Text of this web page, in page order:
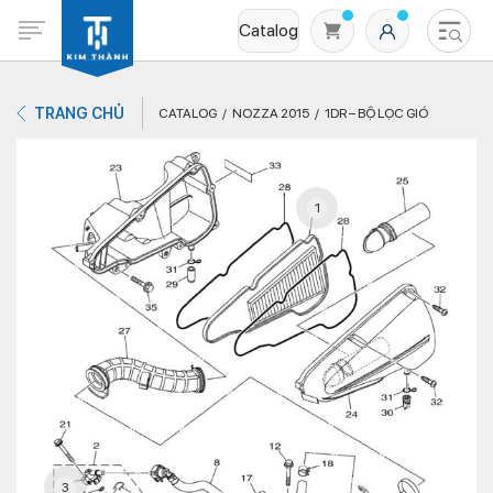
Catalog
Không có sản phẩm nào trong giỏ hàng
TRANG CHỦ CATALOG NOZZA 2015 1DR – BỘ LỌC GIÓ
1
3